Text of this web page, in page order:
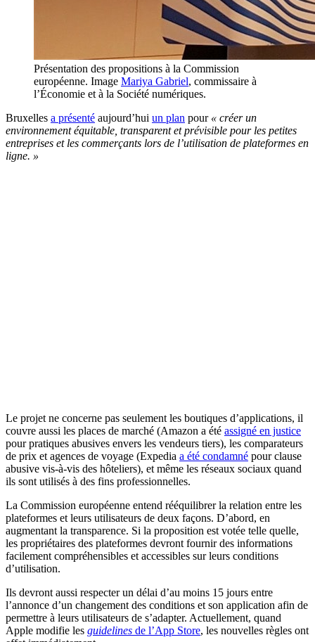
Présentation des propositions à la Commission
européenne. Image Mariya Gabriel, commissaire à
l’Économie et à la Société numériques.
Bruxelles a présenté aujourd’hui un plan pour « créer un
environnement équitable, transparent et prévisible pour les petites
entreprises et les commerçants lors de l’utilisation de plateformes en
ligne. »
Le projet ne concerne pas seulement les boutiques d’applications, il
couvre aussi les places de marché (Amazon a été assigné en justice
pour pratiques abusives envers les vendeurs tiers), les comparateurs
de prix et agences de voyage (Expedia a été condamné pour clause
abusive vis-à-vis des hôteliers), et même les réseaux sociaux quand
ils sont utilisés à des fins professionnelles.
La Commission européenne entend rééquilibrer la relation entre les
plateformes et leurs utilisateurs de deux façons. D’abord, en
augmentant la transparence. Si la proposition est votée telle quelle,
les propriétaires des plateformes devront fournir des informations
facilement compréhensibles et accessibles sur leurs conditions
d’utilisation.
Ils devront aussi respecter un délai d’au moins 15 jours entre
l’annonce d’un changement des conditions et son application afin de
permettre à leurs utilisateurs de s’adapter. Actuellement, quand
Apple modifie les guidelines de l’App Store, les nouvelles règles ont